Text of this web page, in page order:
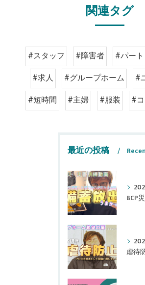
関連タグ
#スタッフ #障害者 #パート
#求人
#グループホーム
#
#短時間
#主婦 #服装 #
最近の投稿
BCP
虐待